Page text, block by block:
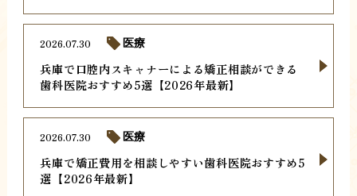
兵庫で口腔内スキャナーによる矯正相談ができる
歯科医院おすすめ5選【2026年最新】
2026.07.30 医療
兵庫で矯正費用を相談しやすい歯科医院おすすめ5
選【2026年最新】
2026.07.30 医療